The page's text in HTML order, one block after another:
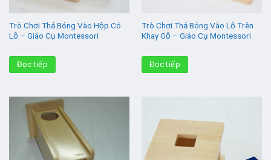
Trò Chơi Thả Bóng Vào Hộp Có
Lỗ – Giáo Cụ Montessori
Đọc tiếp
Trò Chơi Thả Bóng Vào Lỗ Trên
Khay Gỗ – Giáo Cụ Montessori
Đọc tiếp